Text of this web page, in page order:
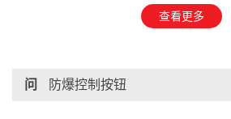
查看更多
问 防爆控制按钮